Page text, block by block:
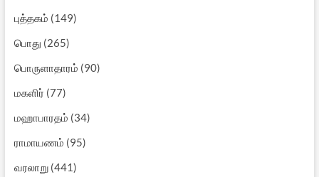
புத்தகம் (149)
பொது (265)
பொருளாதாரம் (90)
மகளிர் (77)
மஹாபாரதம் (34)
ராமாயணம் (95)
வரலாறு(441)